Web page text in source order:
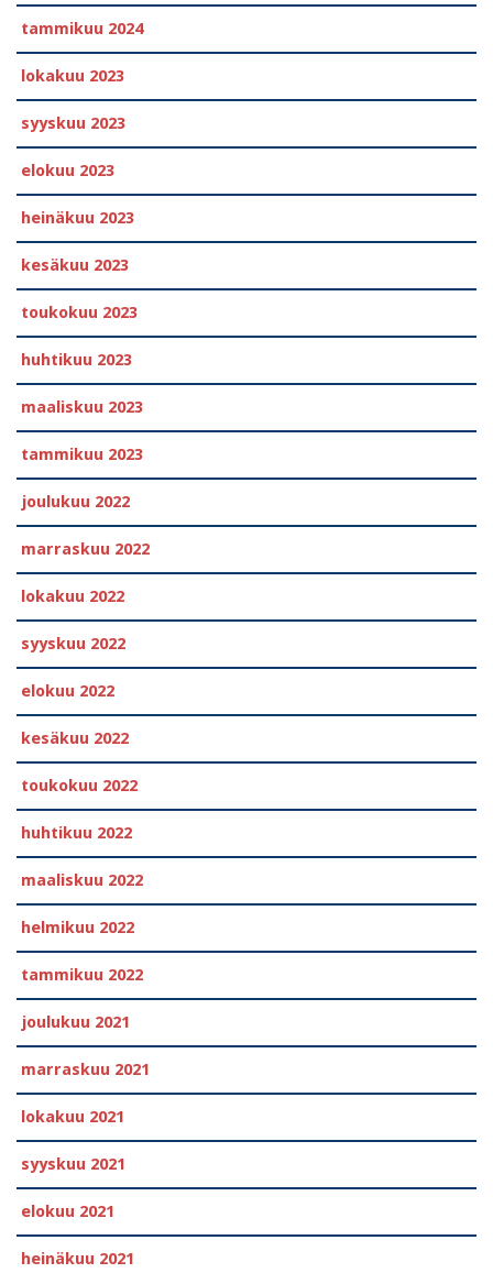
tammikuu 2024
lokakuu 2023
syyskuu 2023
elokuu 2023
heinäkuu 2023
kesäkuu 2023
toukokuu 2023
huhtikuu 2023
maaliskuu 2023
tammikuu 2023
joulukuu 2022
marraskuu 2022
lokakuu 2022
syyskuu 2022
elokuu 2022
kesäkuu 2022
toukokuu 2022
huhtikuu 2022
maaliskuu 2022
helmikuu 2022
tammikuu 2022
joulukuu 2021
marraskuu 2021
lokakuu 2021
syyskuu 2021
elokuu 2021
heinäkuu 2021